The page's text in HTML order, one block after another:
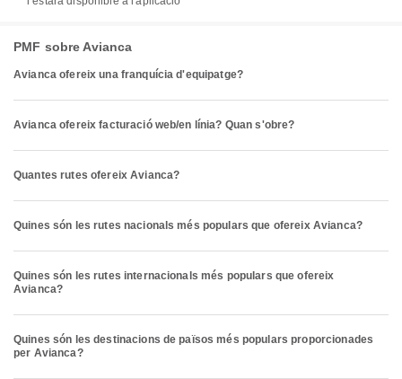
PMF sobre Avianca
Avianca ofereix una franquícia d'equipatge?
Avianca ofereix facturació web/en línia? Quan s'obre?
Quantes rutes ofereix Avianca?
Quines són les rutes nacionals més populars que ofereix Avianca?
Quines són les rutes internacionals més populars que ofereix
Avianca?
Quines són les destinacions de països més populars proporcionades
per Avianca?